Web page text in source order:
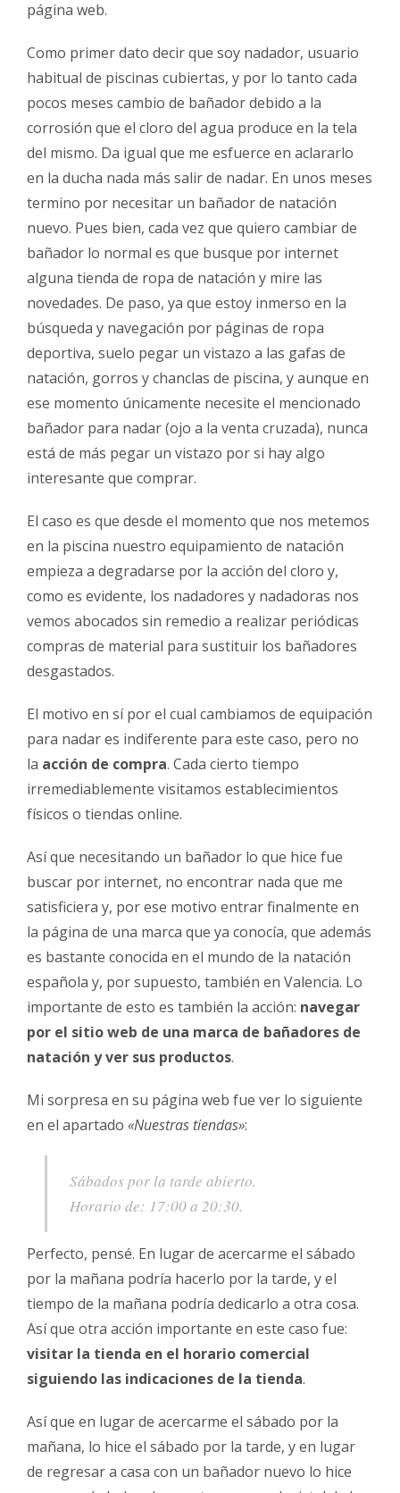
página web.
Como primer dato decir que soy nadador, usuario
habitual de piscinas cubiertas, y por lo tanto cada
pocos meses cambio de bañador debido a la
corrosión que el cloro del agua produce en la tela
del mismo. Da igual que me esfuerce en aclararlo
en la ducha nada más salir de nadar. En unos meses
termino por necesitar un bañador de natación
nuevo. Pues bien, cada vez que quiero cambiar de
bañador lo normal es que busque por internet
alguna tienda de ropa de natación y mire las
novedades. De paso, ya que estoy inmerso en la
búsqueda y navegación por páginas de ropa
deportiva, suelo pegar un vistazo a las gafas de
natación, gorros y chanclas de piscina, y aunque en
ese momento únicamente necesite el mencionado
bañador para nadar (ojo a la venta cruzada), nunca
está de más pegar un vistazo por si hay algo
interesante que comprar.
El caso es que desde el momento que nos metemos
en la piscina nuestro equipamiento de natación
empieza a degradarse por la acción del cloro y,
como es evidente, los nadadores y nadadoras nos
vemos abocados sin remedio a realizar periódicas
compras de material para sustituir los bañadores
desgastados.
El motivo en sí por el cual cambiamos de equipación
para nadar es indiferente para este caso, pero no
la acción de compra. Cada cierto tiempo
irremediablemente visitamos establecimientos
físicos o tiendas online.
Así que necesitando un bañador lo que hice fue
buscar por internet, no encontrar nada que me
satisficiera y, por ese motivo entrar finalmente en
la página de una marca que ya conocía, que además
es bastante conocida en el mundo de la natación
española y, por supuesto, también en Valencia. Lo
importante de esto es también la acción: navegar
por el sitio web de una marca de bañadores de
natación y ver sus productos.
Mi sorpresa en su página web fue ver lo siguiente
en el apartado «Nuestras tiendas»:
Sábados por la tarde abierto.
Horario de: 17:00 a 20:30.
Perfecto, pensé. En lugar de acercarme el sábado
por la mañana podría hacerlo por la tarde, y el
tiempo de la mañana podría dedicarlo a otra cosa.
Así que otra acción importante en este caso fue:
visitar la tienda en el horario comercial
siguiendo las indicaciones de la tienda.
Así que en lugar de acercarme el sábado por la
mañana, lo hice el sábado por la tarde, y en lugar
de regresar a casa con un bañador nuevo lo hice